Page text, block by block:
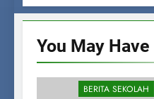
You May Have
BERITA SEKOLAH